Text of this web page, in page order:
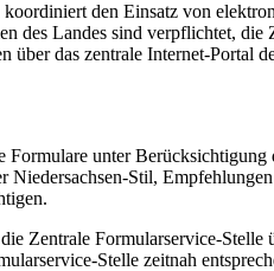
den Einsatz von
des Landes sind verpflichtet,
über das zentrale Internet-
Formulare unter
Niedersachsen-Stil,
Zentrale Formularservice-
Stelle zeitnah